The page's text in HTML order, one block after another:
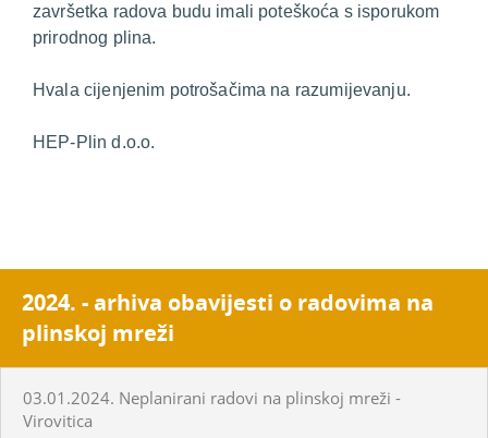
završetka radova budu imali poteškoća s isporukom
prirodnog plina.
Hvala cijenjenim potrošačima na razumijevanju.
HEP-Plin d.o.o.
2024. - arhiva obavijesti o radovima na
plinskoj mreži
03.01.2024. Neplanirani radovi na plinskoj mreži -
Virovitica